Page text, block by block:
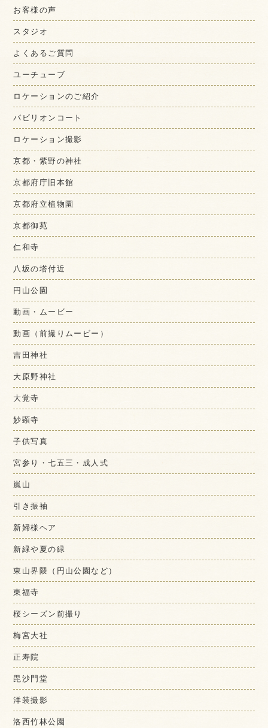
お客様の声
スタジオ
よくあるご質問
ユーチューブ
ロケーションのご紹介
パビリオンコート
ロケーション撮影
京都・紫野の神社
京都府庁旧本館
京都府立植物園
京都御苑
仁和寺
八坂の塔付近
円山公園
動画・ムービー
動画（前撮りムービー）
吉田神社
大原野神社
大覚寺
妙顕寺
子供写真
宮参り・七五三・成人式
嵐山
引き振袖
新婦様ヘア
新緑や夏の緑
東山界隈（円山公園など）
東福寺
桜シーズン前撮り
梅宮大社
正寿院
毘沙門堂
洋装撮影
洛西竹林公園